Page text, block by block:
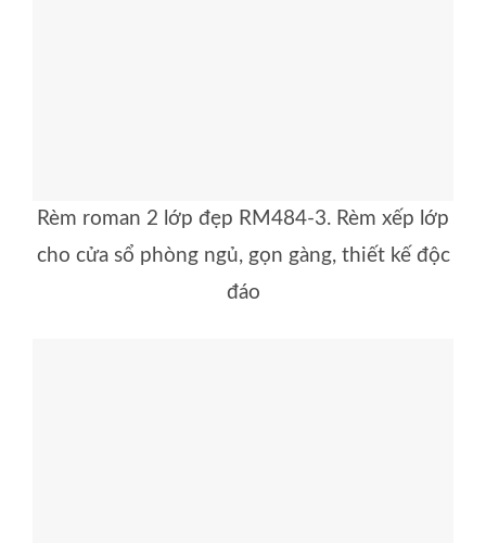
Rèm roman 2 lớp đẹp RM484-3. Rèm xếp lớp
cho cửa sổ phòng ngủ, gọn gàng, thiết kế độc
đáo